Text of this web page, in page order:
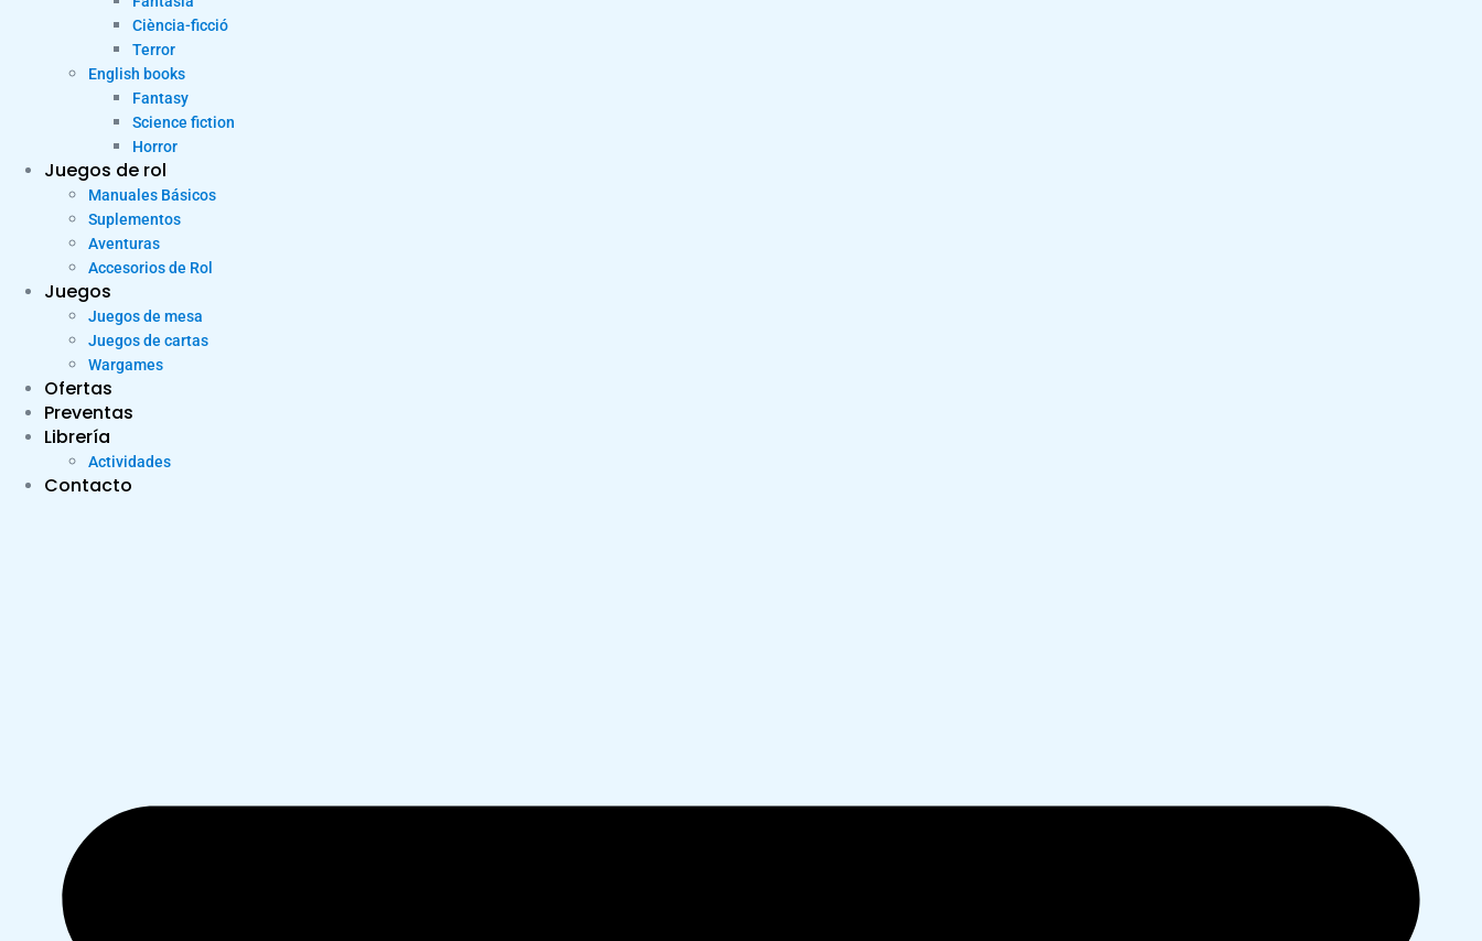
Ciència-ficció
Terror
English books
Fantasy
Science fiction
Horror
Juegos de rol
Manuales Básicos
Suplementos
Aventuras
Accesorios de Rol
Juegos
Juegos de mesa
Juegos de cartas
Wargames
Ofertas
Preventas
Librería
Actividades
Contacto